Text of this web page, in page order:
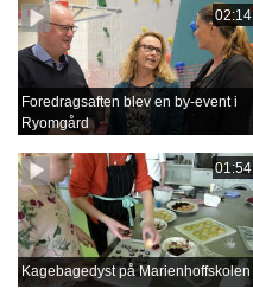
02:14
Foredragsaften blev en by-event i
Ryomgård
01:54
Kagebagedyst på Marienhoffskolen